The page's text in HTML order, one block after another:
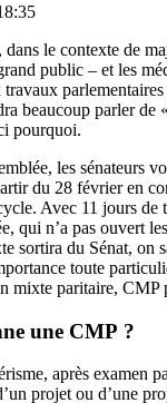
le contexte de
public – et les
beaucoup parler de
pourquoi.
les sénateurs
du 28 février en
Avec 11 jours de
qui n’a pas ouvert
sortira du Sénat, on
toute
mixte paritaire, CMP
une CMP ?
après examen
projet ou d’une